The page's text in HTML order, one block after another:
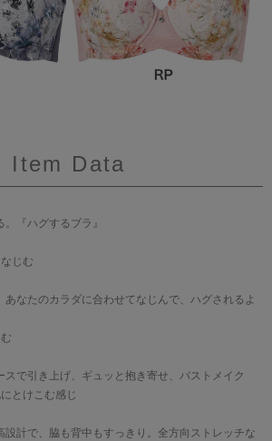
Item Data
『ハグするブラ』
じむ
なたのカラダに合わせてなじんで、ハグされるよ
で引き上げ、ギュッと抱き寄せ、バストメイク
とけこむ感じ
計で、脇も背中もすっきり。全方向ストレッチな